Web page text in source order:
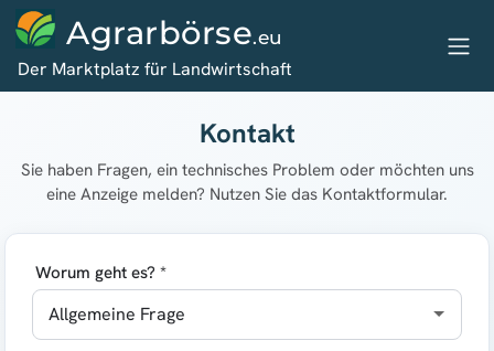
Agrarbörse.eu
Der Marktplatz für Landwirtschaft
Kontakt
Sie haben Fragen, ein technisches Problem oder möchten uns
eine Anzeige melden? Nutzen Sie das Kontaktformular.
Worum geht es? *